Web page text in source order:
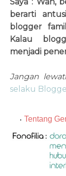
berarti
blogger
Kalau
menjadi
Jangan
selaku
Tentang